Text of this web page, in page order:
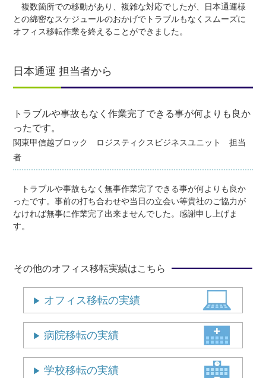
複数箇所での移動があり、複雑な対応でしたが、日本通運様
との綿密なスケジュールのおかげでトラブルもなくスムーズに
オフィス移転作業を終えることができました。
日本通運 担当者から
トラブルや事故もなく作業完了できる事が何よりも良か
ったです。
関東甲信越ブロック ロジスティクスビジネスユニット 担当
者
トラブルや事故もなく無事作業完了できる事が何よりも良か
ったです。事前の打ち合わせや当日の立会い等貴社のご協力が
なければ無事に作業完了出来ませんでした。感謝申し上げま
す。
その他のオフィス移転実績はこちら
オフィス移転の実績
病院移転の実績
学校移転の実績